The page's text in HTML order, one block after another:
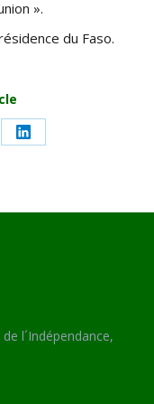
».
du Faso.
Share
l´Indépendance,